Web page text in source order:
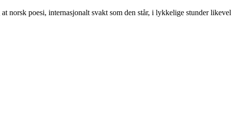
norsk poesi, internasjonalt svakt som den står, i lykkelige stunder likevel